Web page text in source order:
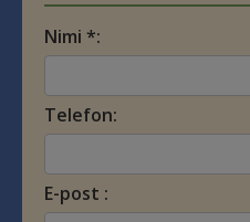
Nimi *:
Telefon:
E-post :